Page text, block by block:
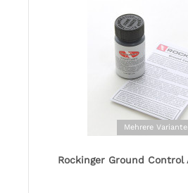
Mehrere
Rockinger Ground